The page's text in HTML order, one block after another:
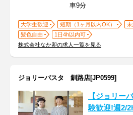
車9分
大学生歓迎 短期（1ヶ月以内OK）
髪色自由
1日4h以内可
株式会社なか卯の求人一覧を見る
ジョリーパスタ 釧路店[JP0599]
【ジョリー
験歓迎!週2/